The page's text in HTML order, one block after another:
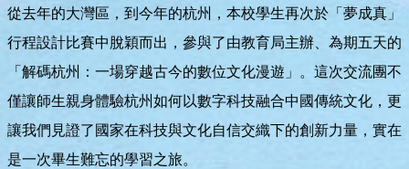
從去年的大灣區，到今年的杭州，本校學生再次於「夢成真」
行程設計比賽中脫穎而出，參與了由教育局主辦、為期五天的
「解碼杭州：一場穿越古今的數位文化漫遊」。這次交流團不
僅讓師生親身體驗杭州如何以數字科技融合中國傳統文化，更
讓我們見證了國家在科技與文化自信交織下的創新力量，實在
是一次畢生難忘的學習之旅。